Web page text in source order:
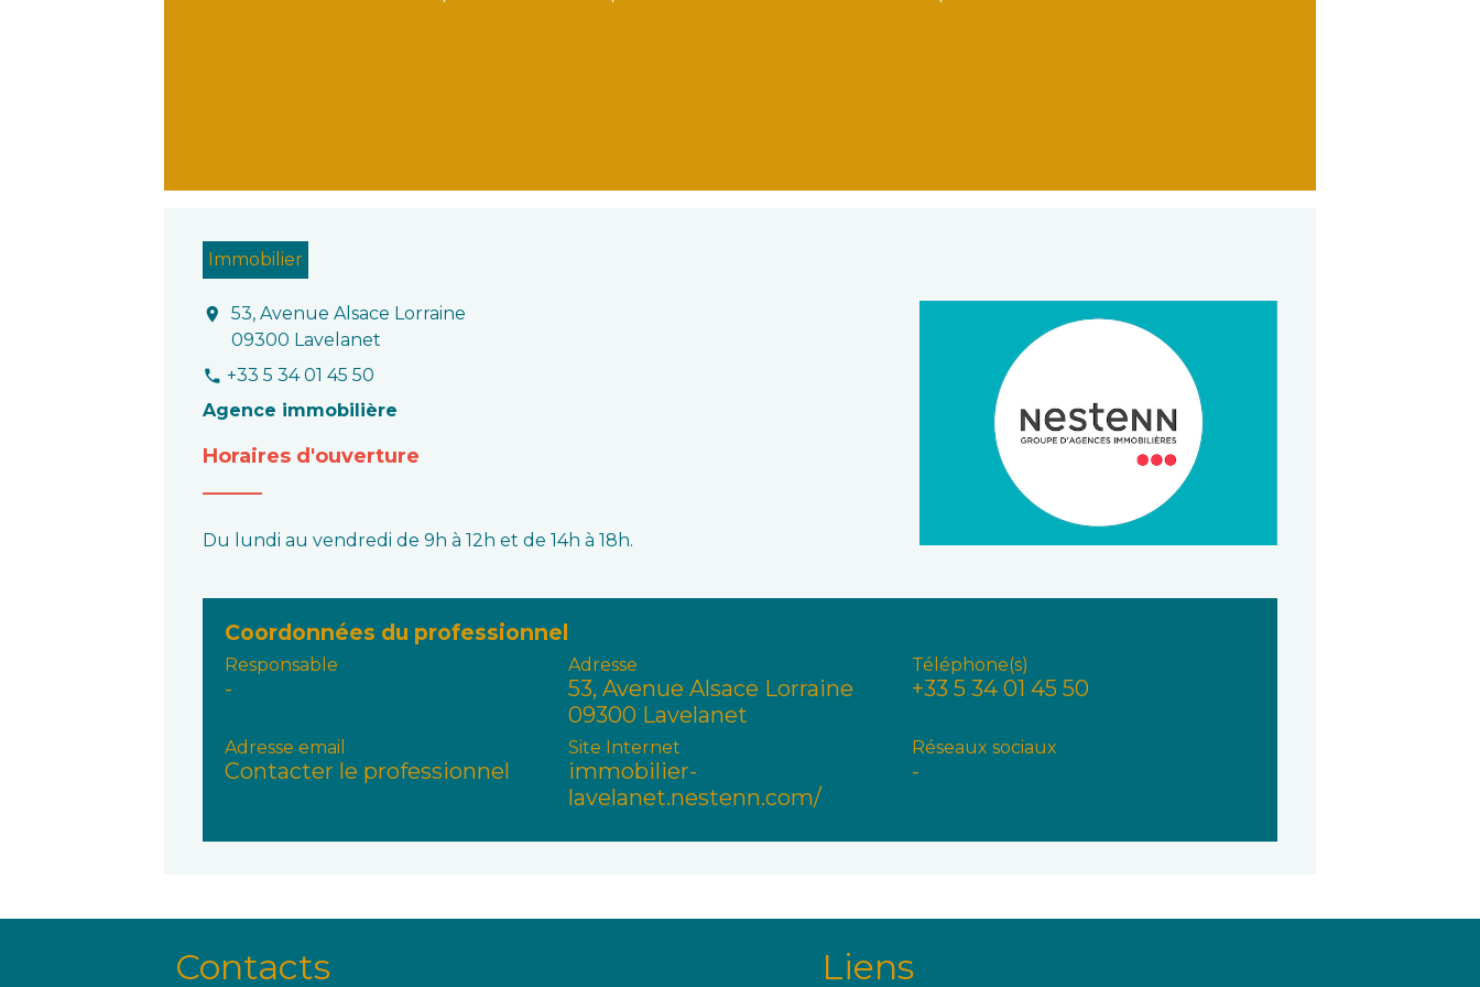
Immobilier
location_on
53, Avenue Alsace Lorraine
09300 Lavelanet
phone +33 5 34 01 45 50
Agence immobilière
Horaires d'ouverture
Du lundi au vendredi de 9h à 12h et de 14h à 18h.
Coordonnées du professionnel
Responsable
-
Adresse
53, Avenue Alsace Lorraine
09300 Lavelanet
Téléphone(s)
+33 5 34 01 45 50
Adresse email
Contacter le professionnel
Site Internet
immobilier-
lavelanet.nestenn.com/
Réseaux sociaux
-
Contacts Liens